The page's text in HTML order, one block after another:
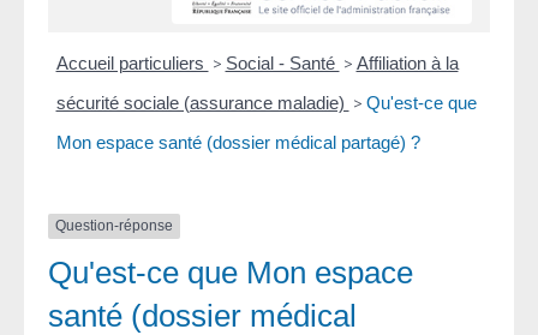
Accueil particuliers > Social - Santé > Affiliation à la
sécurité sociale (assurance maladie) > Qu'est-ce que
Mon espace santé (dossier médical partagé) ?
Question-réponse
Qu'est-ce que Mon espace
santé (dossier médical